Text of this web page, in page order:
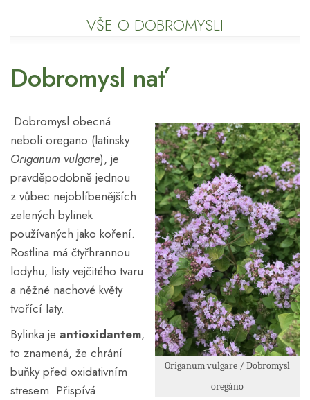
VŠE O DOBROMYSLI
Dobromysl nať
Origanum vulgare / Dobromysl
oregáno
Dobromysl obecná
neboli oregano (latinsky
Origanum vulgare), je
pravděpodobně jednou
z vůbec nejoblíbenějších
zelených bylinek
používaných jako koření.
Rostlina má čtyřhrannou
lodyhu, listy vejčitého tvaru
a něžné nachové květy
tvořící laty.
Bylinka je antioxidantem,
to znamená, že chrání
buňky před oxidativním
stresem. Přispívá